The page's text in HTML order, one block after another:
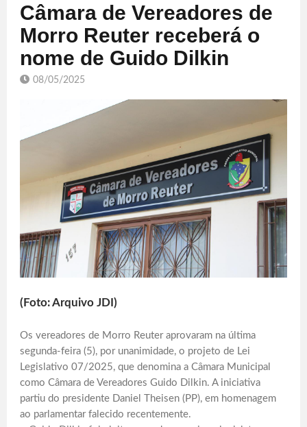
Câmara de Vereadores de
Morro Reuter receberá o
nome de Guido Dilkin
08/05/2025
(Foto: Arquivo JDI)
Os vereadores de Morro Reuter aprovaram na última
segunda-feira (5), por unanimidade, o projeto de Lei
Legislativo 07/2025, que denomina a Câmara Municipal
como Câmara de Vereadores Guido Dilkin. A iniciativa
partiu do presidente Daniel Theisen (PP), em homenagem
ao parlamentar falecido recentemente.